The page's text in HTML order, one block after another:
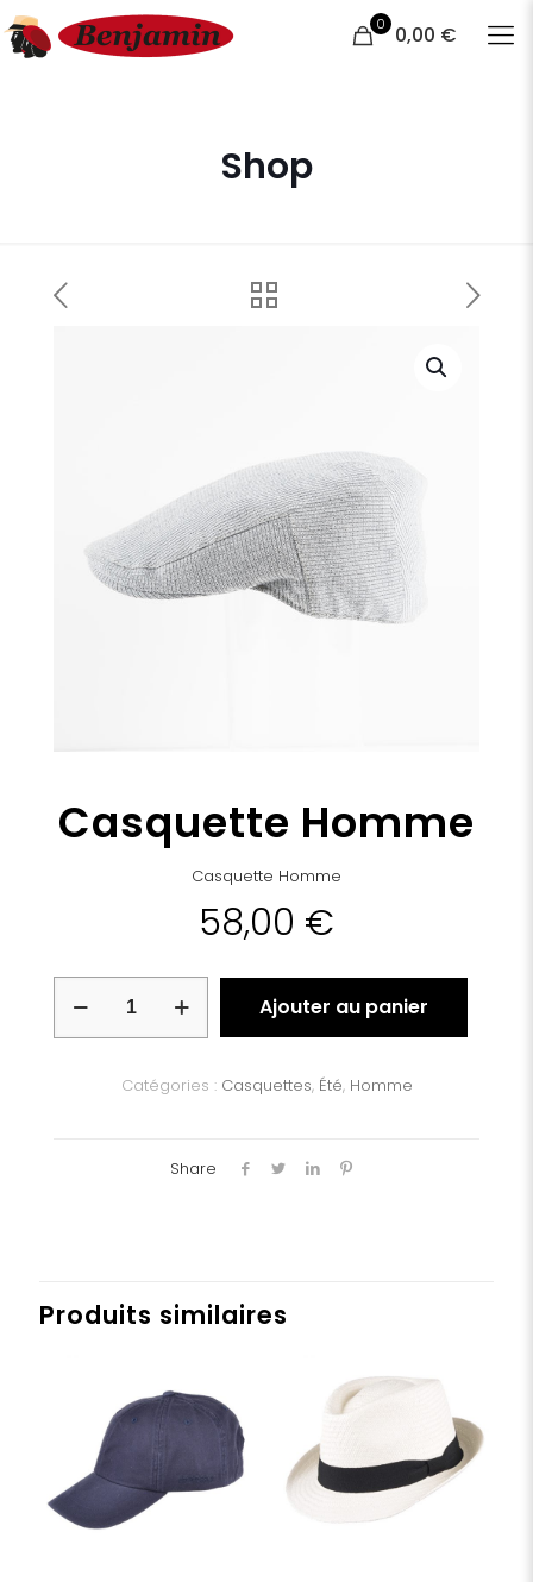
0 0,00 €
Shop
Casquette Homme
Casquette Homme
58,00 €
Casquette
Ajouter au panier
Catégories : Casquettes, Été, Homme
Share
Produits similaires